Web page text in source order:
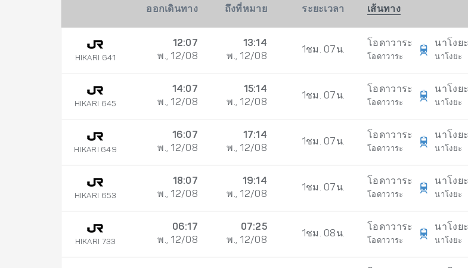
ออกเดินทาง ถึงที่หมาย ระยะเวลา เส้นทาง
HIKARI 641
12:07
พ., 12/08
13:14
พ., 12/08
1ชม. 07น.
โอดาวาระ
โอดาวาระ
นาโงยะ
นาโงยะ
HIKARI 645
14:07
พ., 12/08
15:14
พ., 12/08
1ชม. 07น.
โอดาวาระ
โอดาวาระ
นาโงยะ
นาโงยะ
HIKARI 649
16:07
พ., 12/08
17:14
พ., 12/08
1ชม. 07น.
โอดาวาระ
โอดาวาระ
นาโงยะ
นาโงยะ
HIKARI 653
18:07
พ., 12/08
19:14
พ., 12/08
1ชม. 07น.
โอดาวาระ
โอดาวาระ
นาโงยะ
นาโงยะ
HIKARI 733
06:17
พ., 12/08
07:25
พ., 12/08
1ชม. 08น.
โอดาวาระ
โอดาวาระ
นาโงยะ
นาโงยะ